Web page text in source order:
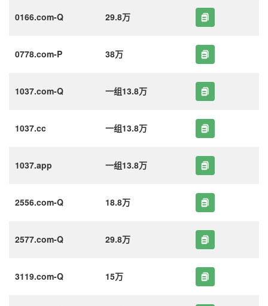
0166.com-Q 29.8万
0778.com-P 38万
1037.com-Q 一组13.8万
1037.cc 一组13.8万
1037.app 一组13.8万
2556.com-Q 18.8万
2577.com-Q 29.8万
3119.com-Q 15万